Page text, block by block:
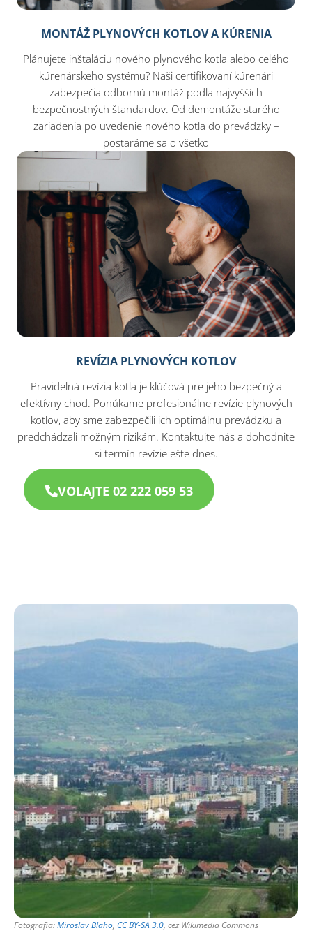
MONTÁŽ PLYNOVÝCH KOTLOV A KÚRENIA
Plánujete inštaláciu nového plynového kotla alebo celého
kúrenárskeho systému? Naši certifikovaní kúrenári
zabezpečia odbornú montáž podľa najvyšších
bezpečnostných štandardov. Od demontáže starého
zariadenia po uvedenie nového kotla do prevádzky –
postaráme sa o všetko
REVÍZIA PLYNOVÝCH KOTLOV
Pravidelná revízia kotla je kľúčová pre jeho bezpečný a
efektívny chod. Ponúkame profesionálne revízie plynových
kotlov, aby sme zabezpečili ich optimálnu prevádzku a
predchádzali možným rizikám. Kontaktujte nás a dohodnite
si termín revízie ešte dnes.
VOLAJTE 02 222 059 53
Fotografia:Miroslav Blaho, CC BY-SA 3.0, cez Wikimedia Commons